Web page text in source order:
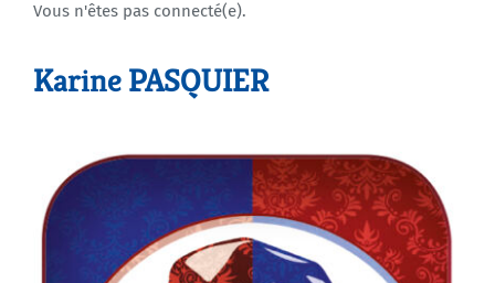
Agenda
Vous n'êtes pas connecté(e).
Karine PASQUIER